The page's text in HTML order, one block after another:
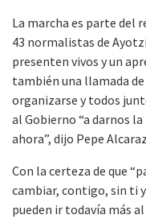
La marcha es parte del
43 normalistas de
presenten vivos y un
también una llamada
organizarse y todos
al Gobierno “a darnos
ahora”, dijo Pepe
Con la certeza de que
cambiar, contigo, sin ti y
pueden ir todavía más